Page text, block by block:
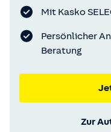
Mit Kasko
Persönlicher
Beratung
Zur